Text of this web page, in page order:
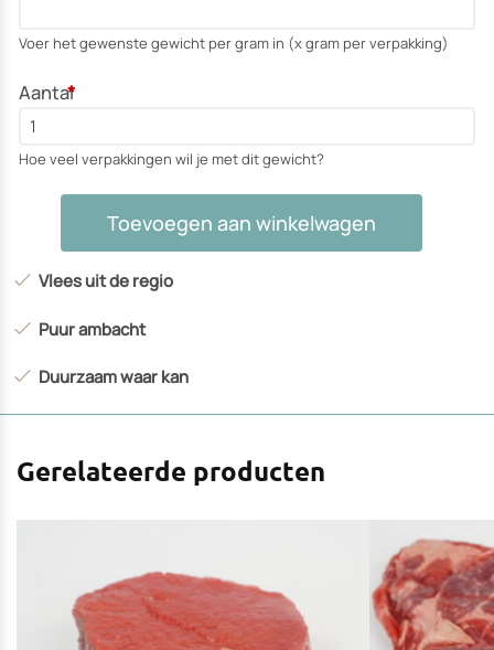
Voer het gewenste gewicht per gram in (x gram per verpakking)
Aantal
*
Hoe veel verpakkingen wil je met dit gewicht?
Toevoegen aan winkelwagen
Vlees uit de regio
Puur ambacht
Duurzaam waar kan
Gerelateerde producten